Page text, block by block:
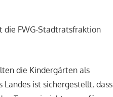
die FWG-Stadtratsfraktion
die Kindergärten als
ist sichergestellt, dass